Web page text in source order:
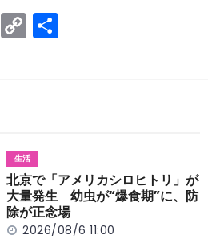
W
e
C
o
n
k
生活
北京で「アメリカシロヒトリ」が
大量発生 幼虫が“爆食期”に、防
除が正念場
2026/08/6 11:00